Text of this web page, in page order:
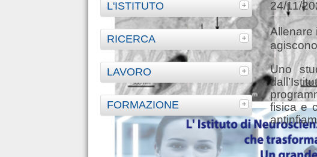
L'ISTITUTO
RICERCA
LAVORO
FORMAZIONE
24/11/
Allenare
Uno
fisica e